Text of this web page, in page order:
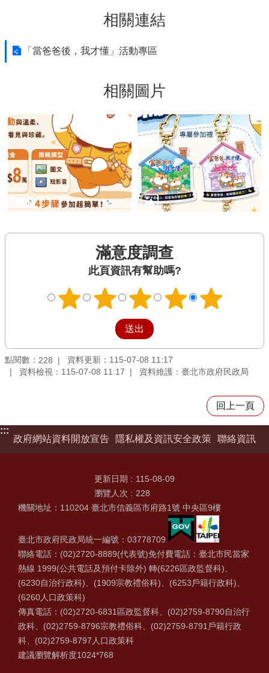
相關連結
「當爸爸後，我才懂」活動專區
相關圖片
滿意度調查
此頁資訊有幫助嗎?
點閱數： 228
資料更新：115-07-08 11:17
資料檢視：115-07-08 11:17
資料維護：臺北市政府民政局
回上一頁
:::
政府網站資料開放宣告
隱私權及資訊安全政策 聯絡資訊
更新日期
115-08-09
瀏覽人次
228
機關地址：110204 臺北市信義區市府路1號 中央區9樓
臺北市政府民政局統一編號：03778709
聯絡電話：(02)2720-8889(代表號)免付費電話：臺北市民當家
熱線 1999(公共電話及預付卡除外) 轉(6226區政監督科)、
(6230自治行政科)、(1909宗教禮俗科)、(6253戶籍行政科)、
(6260人口政策科)
傳真電話：(02)2720-6831區政監督科、(02)2759-8790自治行
政科、(02)2759-8796宗教禮俗科、(02)2759-8791戶籍行政
科、(02)2759-8797人口政策科
建議瀏覽解析度1024*768